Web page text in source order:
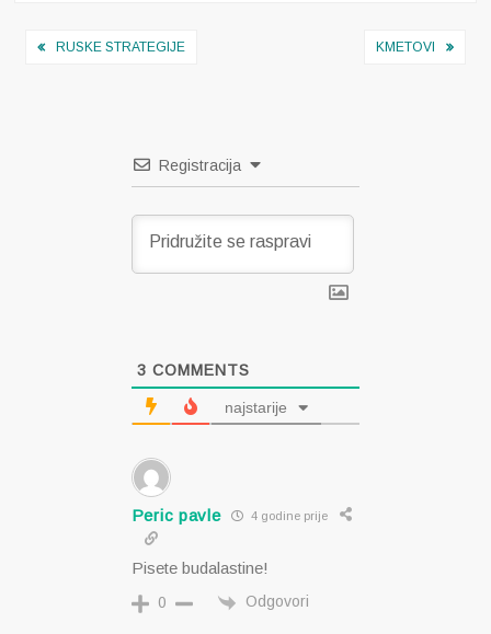
Navigacija
RUSKE STRATEGIJE KMETOVI
Registracija
3 COMMENTS
najstarije
Peric pavle 4 godine prije
Pisete budalastine!
0 Odgovori